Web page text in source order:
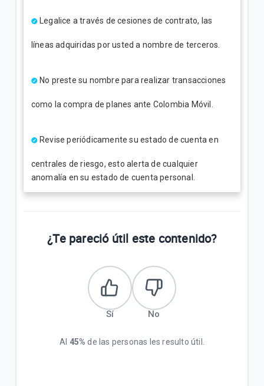
Legalice a través de cesiones de contrato, las
líneas adquiridas por usted a nombre de terceros.
No preste su nombre para realizar transacciones
como la compra de planes ante Colombia Móvil.
Revise periódicamente su estado de cuenta en
centrales de riesgo, esto alerta de cualquier
anomalía en su estado de cuenta personal.
¿Te pareció útil este contenido?
Sí No
Al 45% de las personas les resulto útil.